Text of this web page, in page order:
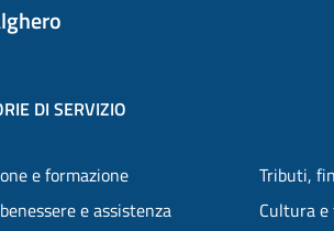
DI SERVIZIO
e formazione
e assistenza
Tributi,
Cultura